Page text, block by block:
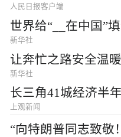
人民日报客户端
世界给“__在中国”
新华社
让奔忙之路安全温
新华社
长三角41城经济半
上观新闻
“向特朗普同志致敬